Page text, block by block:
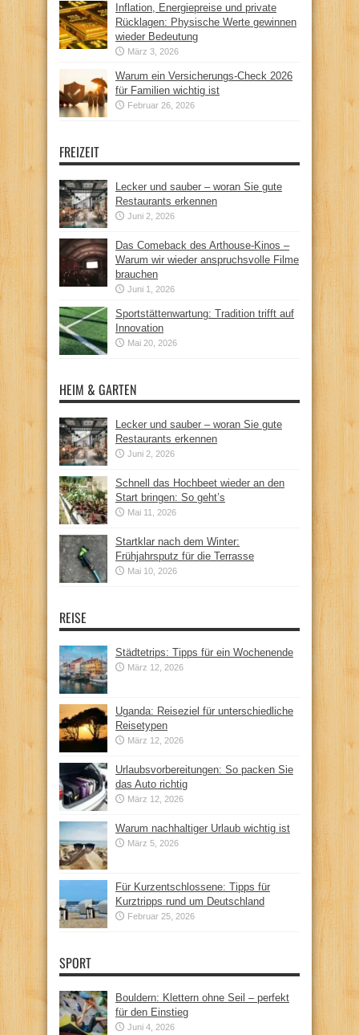
Inflation, Energiepreise und private
Rücklagen: Physische Werte gewinnen
wieder Bedeutung
März 3, 2026
Warum ein Versicherungs-Check 2026
für Familien wichtig ist
Februar 26, 2026
FREIZEIT
Lecker und sauber – woran Sie gute
Restaurants erkennen
Juni 2, 2026
Das Comeback des Arthouse-Kinos –
Warum wir wieder anspruchsvolle Filme
brauchen
Juni 1, 2026
Sportstättenwartung: Tradition trifft auf
Innovation
Mai 20, 2026
HEIM & GARTEN
Lecker und sauber – woran Sie gute
Restaurants erkennen
Juni 2, 2026
Schnell das Hochbeet wieder an den
Start bringen: So geht’s
Mai 11, 2026
Startklar nach dem Winter:
Frühjahrsputz für die Terrasse
Mai 10, 2026
REISE
Städtetrips: Tipps für ein Wochenende
März 12, 2026
Uganda: Reiseziel für unterschiedliche
Reisetypen
März 12, 2026
Urlaubsvorbereitungen: So packen Sie
das Auto richtig
März 12, 2026
Warum nachhaltiger Urlaub wichtig ist
März 5, 2026
Für Kurzentschlossene: Tipps für
Kurztripps rund um Deutschland
Februar 25, 2026
SPORT
Bouldern: Klettern ohne Seil – perfekt
für den Einstieg
Juni 4, 2026